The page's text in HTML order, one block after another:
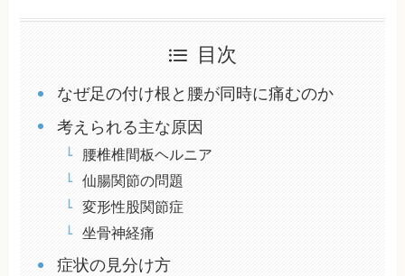
目次
なぜ足の付け根と腰が同時に痛むのか
考えられる主な原因
腰椎椎間板ヘルニア
仙腸関節の問題
変形性股関節症
坐骨神経痛
症状の見分け方